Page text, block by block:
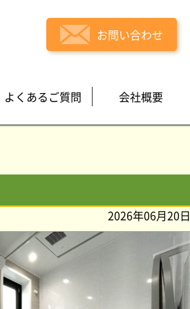
お問い合わせ
よくあるご質問 会社概要
2026年06月20日